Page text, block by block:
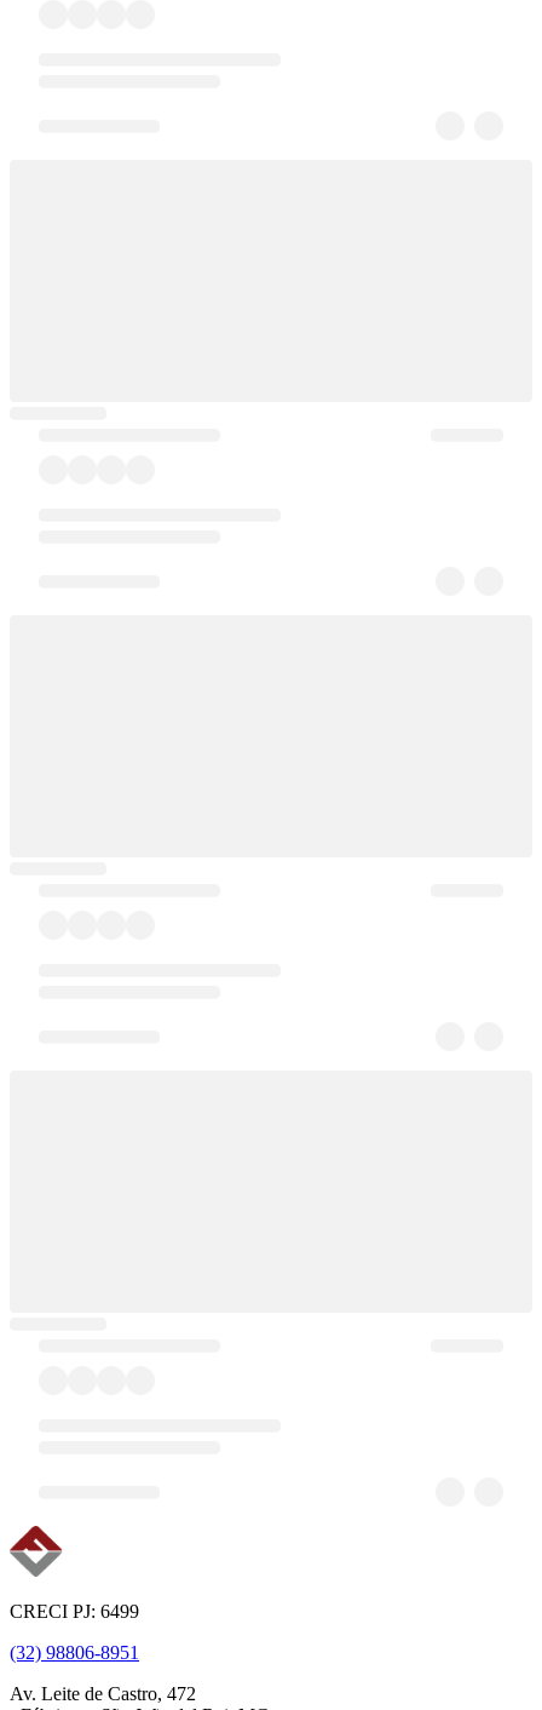
CRECI PJ: 6499
(32) 98806-8951
Av. Leite de Castro, 472